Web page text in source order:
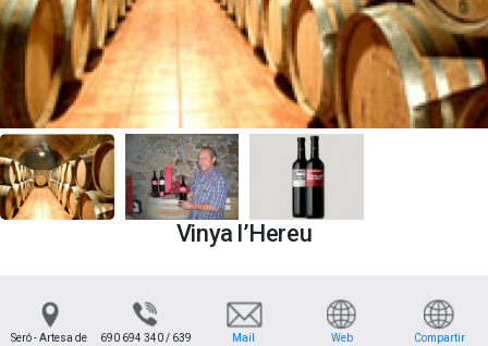
Vinya l’Hereu
Seró - Artesa de
690 694 340 / 639
Mail Web Compartir